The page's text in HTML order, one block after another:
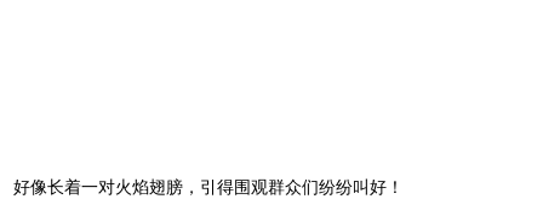
好像长着一对火焰翅膀，引得围观群众们纷纷叫好！